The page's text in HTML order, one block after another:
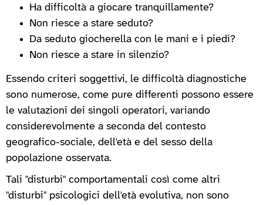
Ha difficoltà a giocare tranquillamente?
Non riesce a stare seduto?
Da seduto giocherella con le mani e i piedi?
Non riesce a stare in silenzio?
Essendo criteri soggettivi, le difficoltà diagnostiche
sono numerose, come pure differenti possono essere
le valutazioni dei singoli operatori, variando
considerevolmente a seconda del contesto
geografico-sociale, dell'età e del sesso della
popolazione osservata.
Tali "disturbi" comportamentali così come altri
"disturbi" psicologici dell'età evolutiva, non sono